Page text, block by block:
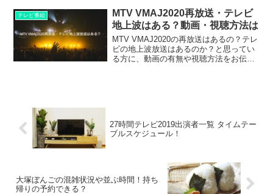
テレビ番組
MTV VMAJ2020再放送・テレビ
地上波はある？動画・視聴方法は
MTV VMAJ2020の再放送はあるの？テレ
ビの地上波放送はあるのか？と思ってい
る方に、動画の有無や視聴方法をお伝え
27時間テレビ2019出演者一覧 タイムテー
ブルスケジュール！
大塚ぼんごの混雑状況や並ぶ時間！持ち
帰りの予約できる？